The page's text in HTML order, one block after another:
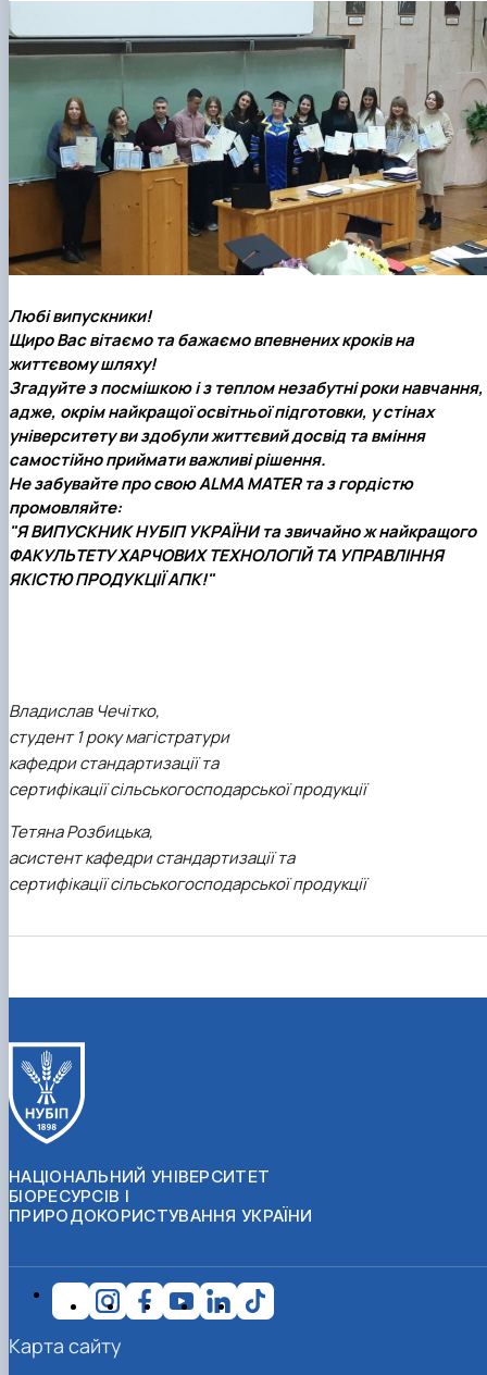
Любі випускники!
Щиро Вас вітаємо та бажаємо впевнених кроків на
життєвому шляху!
Згадуйте з посмішкою і з теплом незабутні роки навчання,
адже, окрім найкращої освітньої підготовки, у стінах
університету ви здобули життєвий досвід та вміння
самостійно приймати важливі рішення.
Не забувайте про свою ALMA MATER та з гордістю
промовляйте:
"Я ВИПУСКНИК НУБІП УКРАЇНИ та звичайно ж найкращого
ФАКУЛЬТЕТУ ХАРЧОВИХ ТЕХНОЛОГІЙ ТА УПРАВЛІННЯ
ЯКІСТЮ ПРОДУКЦІЇ АПК!"
Владислав Чечітко,
студент 1 року магістратури
кафедри стандартизації та
сертифікації сільськогосподарської продукції
Тетяна Розбицька,
асистент кафедри стандартизації та
сертифікації сільськогосподарської продукції
НАЦІОНАЛЬНИЙ УНІВЕРСИТЕТ
БІОРЕСУРСІВ І
ПРИРОДОКОРИСТУВАННЯ УКРАЇНИ
Карта сайту